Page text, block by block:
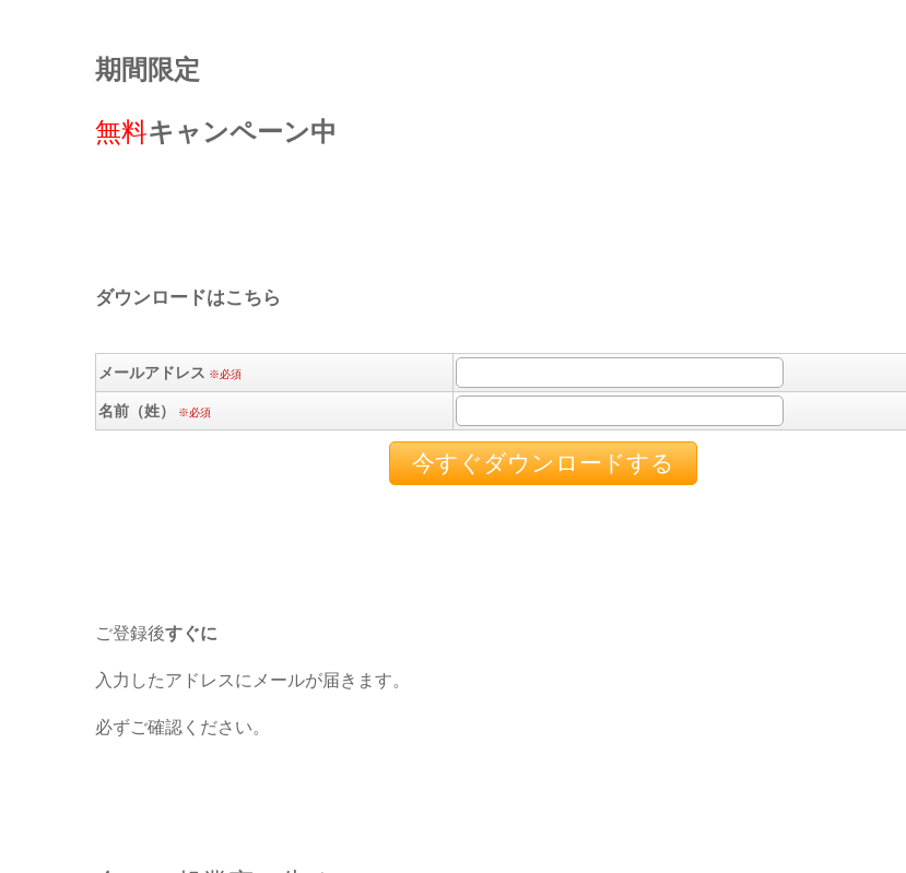
期間限定
無料キャンペーン中
ダウンロードはこちら
メールアドレス ※必須
名前（姓） ※必須
ご登録後すぐに
入力したアドレスにメールが届きます。
必ずご確認ください。